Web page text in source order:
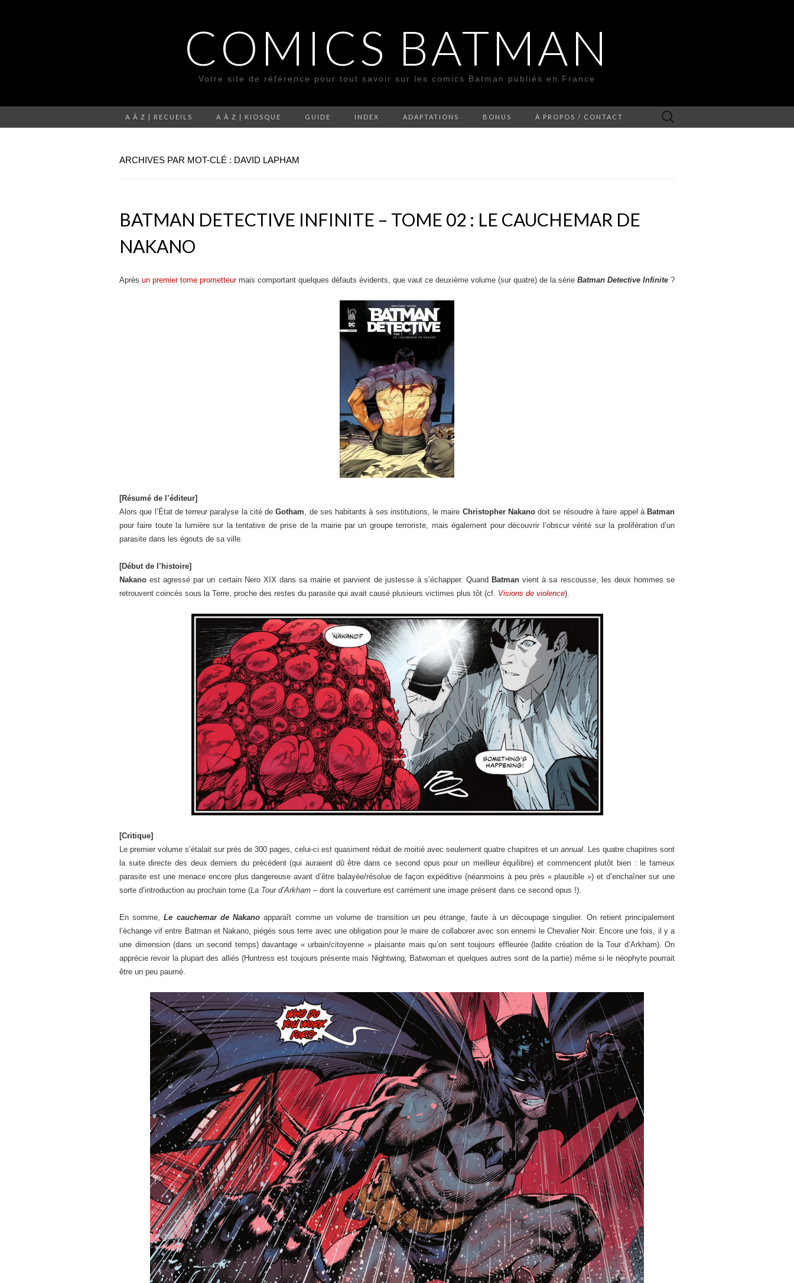
COMICS BATMAN
Votre site de référence pour tout savoir sur les comics Batman publiés en France
A À Z | RECUEILS A À Z | KIOSQUE GUIDE INDEX ADAPTATIONS BONUS À PROPOS / CONTACT Rechercher :
ARCHIVES PAR MOT-CLÉ : DAVID LAPHAM
BATMAN DETECTIVE INFINITE – TOME 02 : LE CAUCHEMAR DE
NAKANO
Après un premier tome prometteurmais comportant quelques défauts évidents, que vaut ce deuxième volume (sur quatre) de la série Batman Detective Infinite ?
[Résumé de l’éditeur]
Alors que l’État de terreur paralyse la cité deGotham, de ses habitants à ses institutions, le maire Christopher Nakanodoit se résoudre à faire appel à Batman
pour faire toute la lumière sur la tentative de prise de la mairie par un groupe terroriste, mais également pour découvrir l’obscur vérité sur la prolifération d’un
parasite dans les égouts de sa ville.
[Début de l’histoire]
Nakano est agressé par un certain Nero XIX dans sa mairie et parvient de justesse à s’échapper. Quand Batman vient à sa rescousse, les deux hommes se
retrouvent coincés sous la Terre, proche des restes du parasite qui avait causé plusieurs victimes plus tôt (cf. Visions de violence).
[Critique]
Le premier volume s’étalait sur près de 300 pages, celui-ci est quasiment réduit de moitié avec seulement quatre chapitres et un annual. Les quatre chapitres sont
la suite directe des deux derniers du précédent (qui auraient dû être dans ce second opus pour un meilleur équilibre) et commencent plutôt bien : le fameux
parasite est une menace encore plus dangereuse avant d’être balayée/résolue de façon expéditive (néanmoins à peu près « plausible ») et d’enchaîner sur une
sorte d’introduction au prochain tome (La Tour d’Arkham – dont la couverture est carrément une image présent dans ce second opus !).
En somme,Le cauchemar de Nakano apparaît comme un volume de transition un peu étrange, faute à un découpage singulier. On retient principalement
l’échange vif entre Batman et Nakano, piégés sous terre avec une obligation pour le maire de collaborer avec son ennemi le Chevalier Noir. Encore une fois, il y a
une dimension (dans un second temps) davantage « urbain/citoyenne » plaisante mais qu’on sent toujours effleurée (ladite création de la Tour d’Arkham). On
apprécie revoir la plupart des alliés (Huntress est toujours présente mais Nightwing, Batwoman et quelques autres sont de la partie) même si le néophyte pourrait
être un peu paumé.